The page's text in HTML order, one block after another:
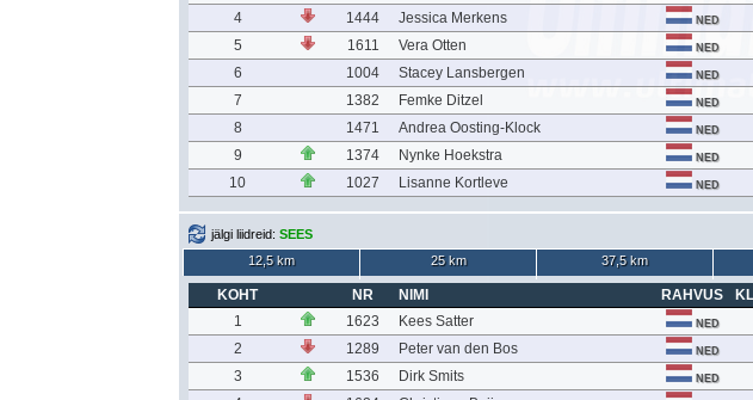
4
1444 Jessica Merkens NED
5
1611 Vera Otten NED
6
1004 Stacey Lansbergen NED
7
1382 Femke Ditzel NED
8
1471 Andrea Oosting-Klock NED
9
1374 Nynke Hoekstra NED
10
1027 Lisanne Kortleve NED
jälgi liidreid: SEES
12,5 km
25 km 37,5 km
KOHT NR NIMI RAHVUS
1
1623 Kees Satter NED
2
1289 Peter van den Bos NED
3
1536 Dirk Smits NED